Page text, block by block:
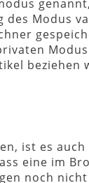
Modus
ist es
eine im
noch